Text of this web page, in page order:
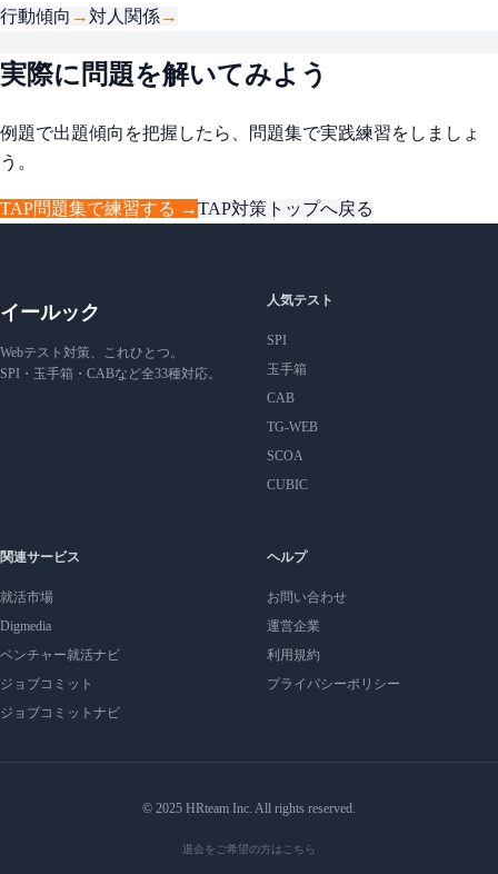
行動傾向 → 対人関係→
実際に問題を解いてみよう
例題で出題傾向を把握したら、問題集で実践練習をしましょ
う。
TAP問題集で練習する →TAP対策トップへ戻る
イールック
Webテスト対策、これひとつ。
SPI・玉手箱・CABなど全33種対応。
人気テスト
SPI
玉手箱
CAB
TG-WEB
SCOA
CUBIC
関連サービス
就活市場
Digmedia
ベンチャー就活ナビ
ジョブコミット
ジョブコミットナビ
ヘルプ
お問い合わせ
運営企業
利用規約
プライバシーポリシー
© 2025 HRteam Inc. All rights reserved.
退会をご希望の方はこちら